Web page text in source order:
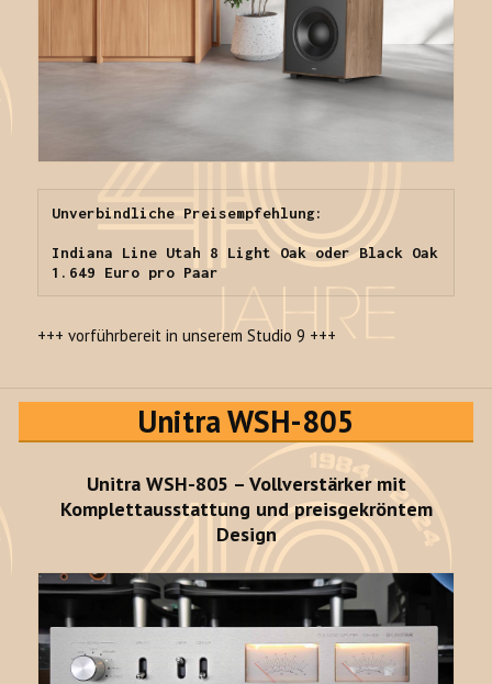
Unverbindliche Preisempfehlung:
Indiana Line Utah 8 Light Oak oder Black Oak
1.649 Euro pro Paar
+++ vorführbereit in unserem Studio 9 +++
Unitra WSH-805
Unitra WSH-805 – Vollverstärker mit
Komplettausstattung und preisgekröntem
Design